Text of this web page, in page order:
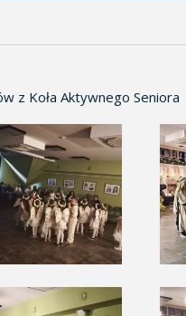
z Koła Aktywnego Seniora